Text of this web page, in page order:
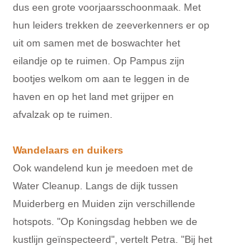
dus een grote voorjaarsschoonmaak. Met
hun leiders trekken de zeeverkenners er op
uit om samen met de boswachter het
eilandje op te ruimen. Op Pampus zijn
bootjes welkom om aan te leggen in de
haven en op het land met grijper en
afvalzak op te ruimen.
Wandelaars en duikers
Ook wandelend kun je meedoen met de
Water Cleanup. Langs de dijk tussen
Muiderberg en Muiden zijn verschillende
hotspots. "Op Koningsdag hebben we de
kustlijn geïnspecteerd", vertelt Petra. "Bij het